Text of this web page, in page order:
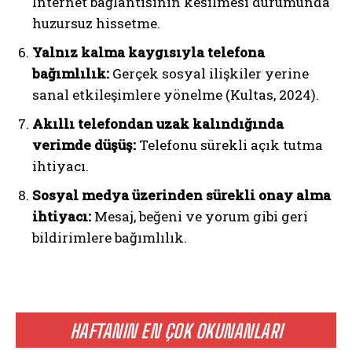
HAFTANIN EN ÇOK OKUNANLARI
huzursuz hissetme.
Yalnız kalma kaygısıyla telefona
bağımlılık: Gerçek sosyal ilişkiler yerine
sanal etkileşimlere yönelme (Kultas, 2024).
Akıllı telefondan uzak kalındığında
verimde düşüş: Telefonu sürekli açık tutma
ihtiyacı.
Sosyal medya üzerinden sürekli onay alma
ihtiyacı: Mesaj, beğeni ve yorum gibi geri
bildirimlere bağımlılık.